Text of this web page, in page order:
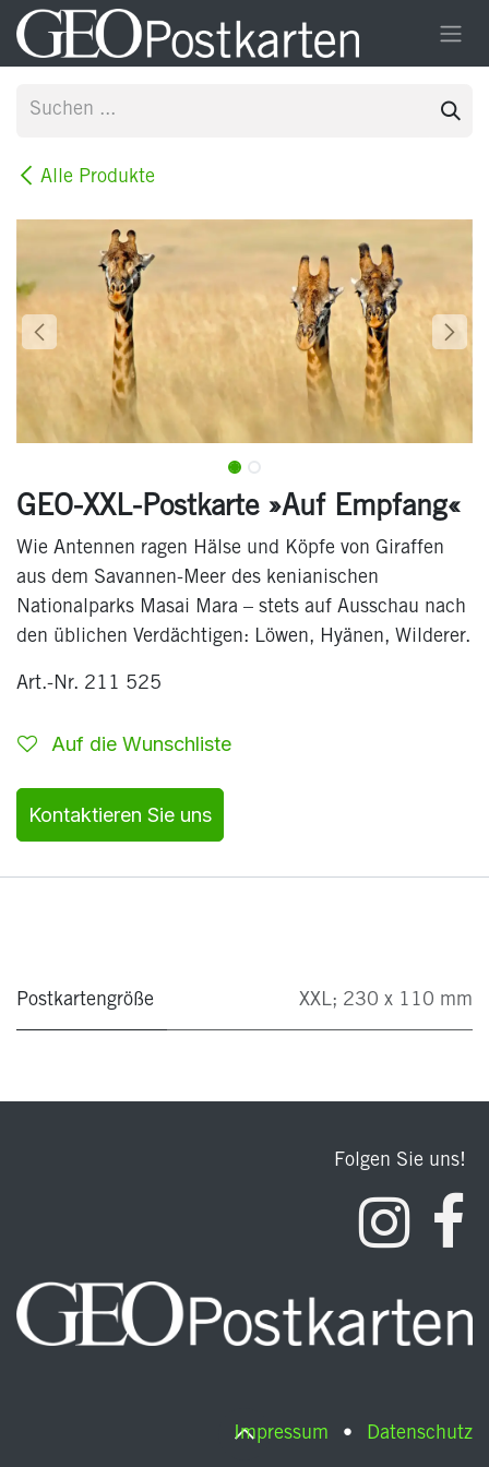
Zum Inhalt springen
Alle Produkte
GEO-XXL-Postkarte »Auf Empfang«
Wie Antennen ragen Hälse und Köpfe von Giraffen
aus dem Savannen-Meer des kenianischen
Nationalparks Masai Mara – stets auf Ausschau nach
den üblichen Verdächtigen: Löwen, Hyänen, Wilderer.
Art.-Nr. 211 525
Auf die Wunschliste
Kontaktieren Sie uns
Postkartengröße XXL; 230 x 110 mm
Folgen Sie uns!
Impressum • Datenschutz